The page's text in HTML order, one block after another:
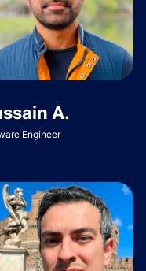
A.
Engineer